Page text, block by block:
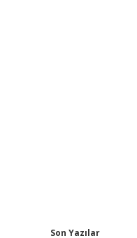
Son Yazılar